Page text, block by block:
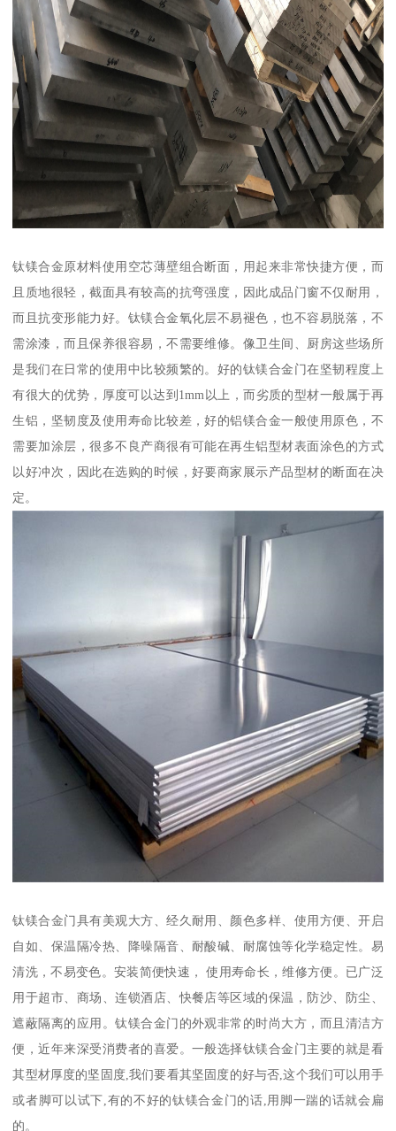
钛镁合金原材料使用空芯薄壁组合断面，用起来非常快捷方便，而
且质地很轻，截面具有较高的抗弯强度，因此成品门窗不仅耐用，
而且抗变形能力好。钛镁合金氧化层不易褪色，也不容易脱落，不
需涂漆，而且保养很容易，不需要维修。像卫生间、厨房这些场所
是我们在日常的使用中比较频繁的。好的钛镁合金门在坚韧程度上
有很大的优势，厚度可以达到1mm以上，而劣质的型材一般属于再
生铝，坚韧度及使用寿命比较差，好的铝镁合金一般使用原色，不
需要加涂层，很多不良产商很有可能在再生铝型材表面涂色的方式
以好冲次，因此在选购的时候，好要商家展示产品型材的断面在决
定。
钛镁合金门具有美观大方、经久耐用、颜色多样、使用方便、开启
自如、保温隔冷热、降噪隔音、耐酸碱、耐腐蚀等化学稳定性。易
清洗，不易变色。安装简便快速， 使用寿命长，维修方便。已广泛
用于超市、商场、连锁酒店、快餐店等区域的保温，防沙、防尘、
遮蔽隔离的应用。钛镁合金门的外观非常的时尚大方，而且清洁方
便，近年来深受消费者的喜爱。一般选择钛镁合金门主要的就是看
其型材厚度的坚固度,我们要看其坚固度的好与否,这个我们可以用手
或者脚可以试下,有的不好的钛镁合金门的话,用脚一踹的话就会扁
的。